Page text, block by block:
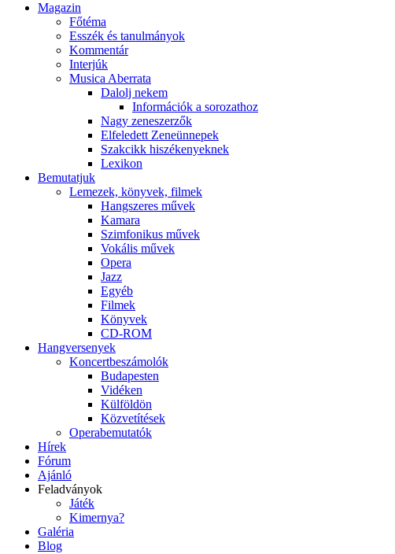
Magazin
Főtéma
Esszék és tanulmányok
Kommentár
Interjúk
Musica Aberrata
Dalolj nekem
Információk a sorozathoz
Nagy zeneszerzők
Elfeledett Zeneünnepek
Szakcikk hiszékenyeknek
Lexikon
Bemutatjuk
Lemezek, könyvek, filmek
Hangszeres művek
Kamara
Szimfonikus művek
Vokális művek
Opera
Jazz
Egyéb
Filmek
Könyvek
CD-ROM
Hangversenyek
Koncertbeszámolók
Budapesten
Vidéken
Külföldön
Közvetítések
Operabemutatók
Hírek
Fórum
Ajánló
Feladványok
Játék
Kimernya?
Galéria
Blog